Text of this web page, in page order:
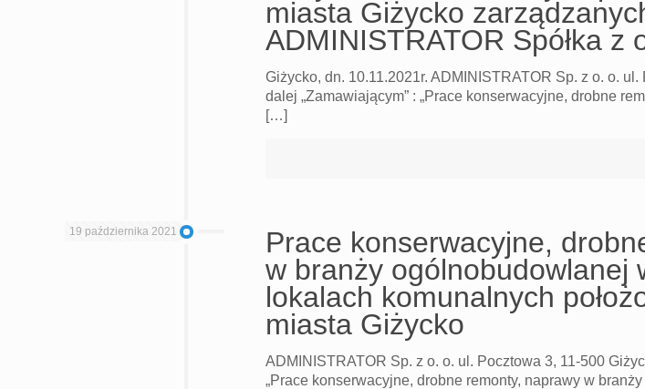
miasta Giżycko
ADMINISTRATOR Spółka z
Giżycko, dn. 10.11.2021r. ADMINISTRATOR Sp. z o. o.
dalej „Zamawiającym” : „Prace konserwacyjne, drobne
[…]
19 października 2021
Prace konserwacyjne,
w branży ogólnobudowlanej
lokalach komunalnych
miasta Giżycko
ADMINISTRATOR Sp. z o. o. ul. Pocztowa 3, 11-500
„Prace konserwacyjne, drobne remonty, naprawy w